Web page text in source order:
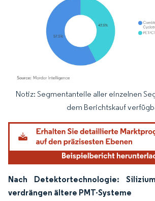
Bild © Mordor Intelligence. Wiederverwendung
Notiz: Segmentanteile aller einzelnen
dem Berichtskauf
Nach Detektortechnologie:
verdrängen ältere PMT-Systeme